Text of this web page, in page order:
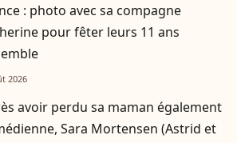
: photo avec sa compagne
pour fêter leurs 11 ans
2026
avoir perdu sa maman également
Sara Mortensen (Astrid et